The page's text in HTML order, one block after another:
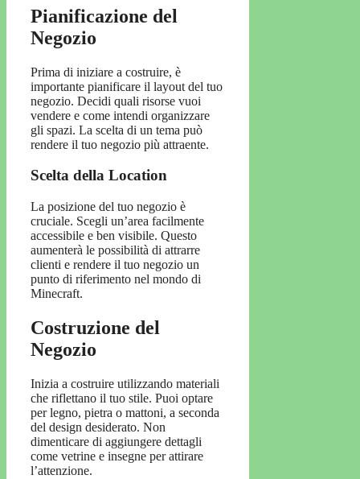
Pianificazione del
Negozio
Prima di iniziare a costruire, è
importante pianificare il layout del tuo
negozio. Decidi quali risorse vuoi
vendere e come intendi organizzare
gli spazi. La scelta di un tema può
rendere il tuo negozio più attraente.
Scelta della Location
La posizione del tuo negozio è
cruciale. Scegli un’area facilmente
accessibile e ben visibile. Questo
aumenterà le possibilità di attrarre
clienti e rendere il tuo negozio un
punto di riferimento nel mondo di
Minecraft.
Costruzione del
Negozio
Inizia a costruire utilizzando materiali
che riflettano il tuo stile. Puoi optare
per legno, pietra o mattoni, a seconda
del design desiderato. Non
dimenticare di aggiungere dettagli
come vetrine e insegne per attirare
l’attenzione.